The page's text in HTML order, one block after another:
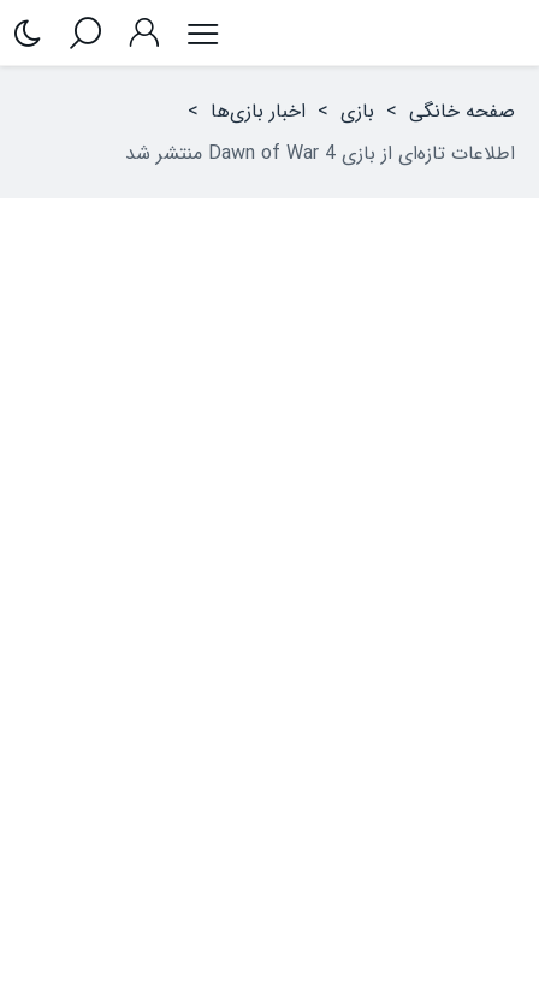
صفحه خانگی > بازی > اخبار بازی‌ها >
اطلاعات تازه‌ای از بازی Dawn of War 4 منتشر شد